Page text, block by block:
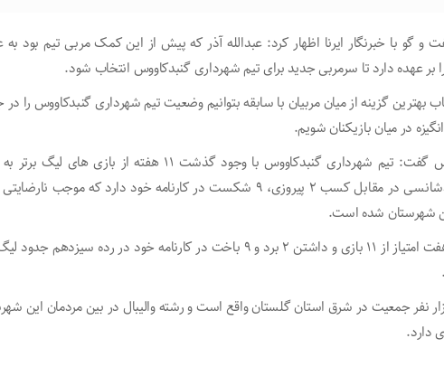
گو با خبرنگار ایرنا اظهار کرد: عبدالله آذر که پیش از این کمک مربی تیم بود به
عهده دارد تا سرمربی جدید برای تیم شهرداری گنبدکاووس انتخاب شود.
بهترین گزینه از میان مربیان با سابقه بتوانیم وضعیت تیم شهرداری گنبدکاووس را
در میان بازیکنان شویم.
رییس شورای شهر گنبدکاووس گفت: تیم شهرداری گنبدکاووس با وجود گذشت ۱۱ هفته از بازی
مصدومیت های بازیکنان و بدشانسی در مقابل کسب ۲ پیروزی، ۹ شکست در کارنامه خود دارد که موجب
شهرستان شده است.
تیم شهرداری گنبدکاووس با هفت امتیاز از ۱۱ بازی و داشتن ۲ برد و ۹ باخت در کارنامه خود در رده سیزدهم
با افزون بر ۴۰۰ هزار نفر جمعیت در شرق استان گلستان واقع است و رشته والیبال در بین مردمان این
دارد.